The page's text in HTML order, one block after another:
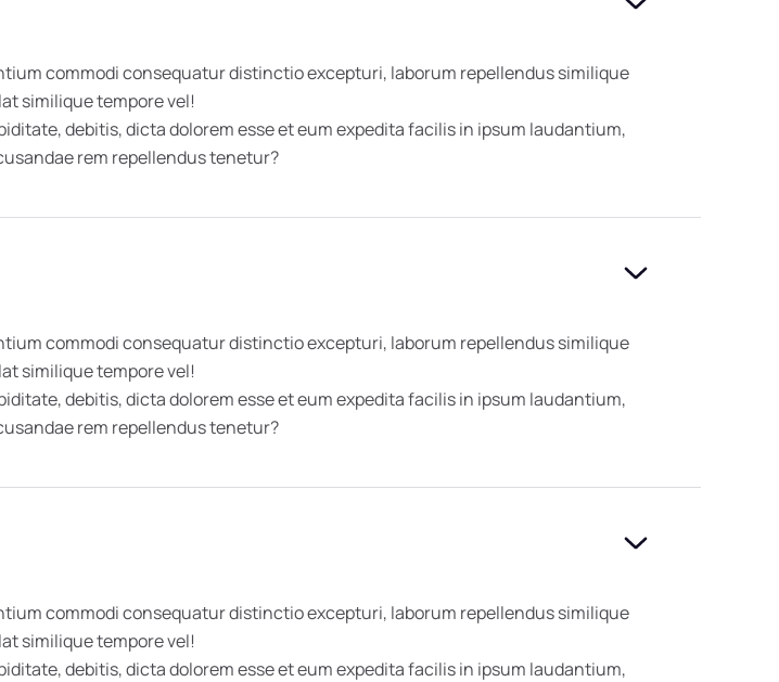
commodi consequatur distinctio excepturi, laborum repellendus similique
similique tempore vel!
debitis, dicta dolorem esse et eum expedita facilis in ipsum laudantium,
rem repellendus tenetur?
commodi consequatur distinctio excepturi, laborum repellendus similique
similique tempore vel!
debitis, dicta dolorem esse et eum expedita facilis in ipsum laudantium,
rem repellendus tenetur?
commodi consequatur distinctio excepturi, laborum repellendus similique
similique tempore vel!
debitis, dicta dolorem esse et eum expedita facilis in ipsum laudantium,